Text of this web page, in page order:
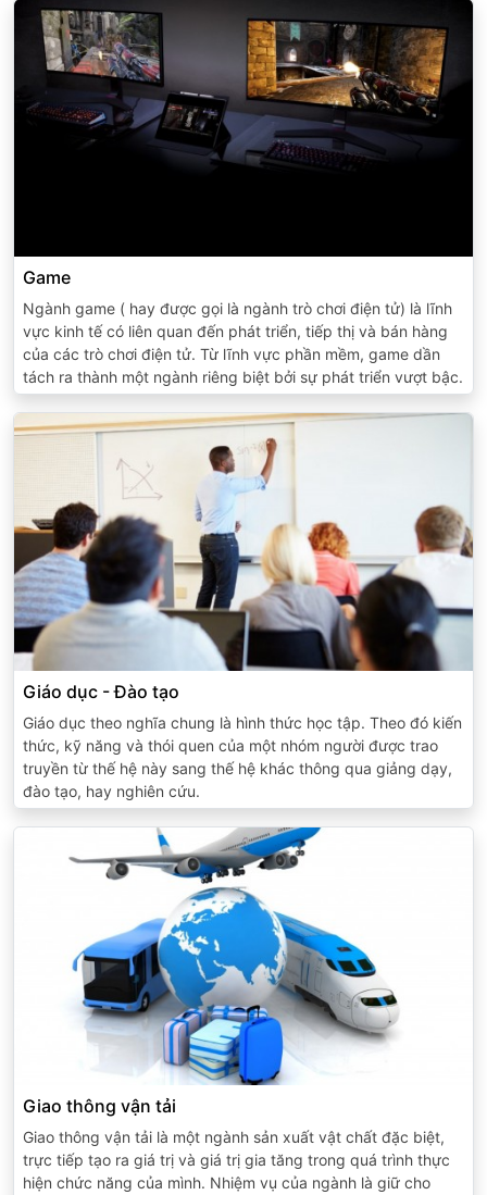
Game
Ngành game ( hay được gọi là ngành trò chơi điện tử) là lĩnh
vực kinh tế có liên quan đến phát triển, tiếp thị và bán hàng
của các trò chơi điện tử. Từ lĩnh vực phần mềm, game dần
tách ra thành một ngành riêng biệt bởi sự phát triển vượt bậc.
Giáo dục - Đào tạo
Giáo dục theo nghĩa chung là hình thức học tập. Theo đó kiến
thức, kỹ năng và thói quen của một nhóm người được trao
truyền từ thế hệ này sang thế hệ khác thông qua giảng dạy,
đào tạo, hay nghiên cứu.
Giao thông vận tải
Giao thông vận tải là một ngành sản xuất vật chất đặc biệt,
trực tiếp tạo ra giá trị và giá trị gia tăng trong quá trình thực
hiện chức năng của mình. Nhiệm vụ của ngành là giữ cho